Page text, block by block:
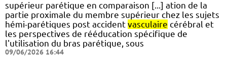
supérieur parétique en comparaison [...] ation de la
partie proximale du membre supérieur chez les sujets
hémi-parétiques post accident vasculaire cérébral et
les perspectives de rééducation spécifique de
l'utilisation du bras parétique, sous
09/06/2026 16:44